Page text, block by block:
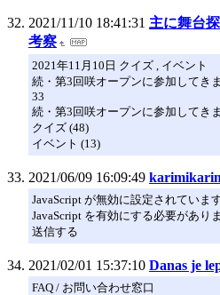
2021/11/10 18:41:31 主に舞台
考察
2021年11月10日 クイズ , イベント
続・第3回咲オープンに参加してき
33
続・第3回咲オープンに参加してき
クイズ (48)
イベント (13)
2021/06/09 16:09:49
JavaScript が無効に設定されていま
JavaScript を有効にする必要がありま
送信する
2021/02/01 15:37:10 Danas je
FAQ / お問い合わせ窓口